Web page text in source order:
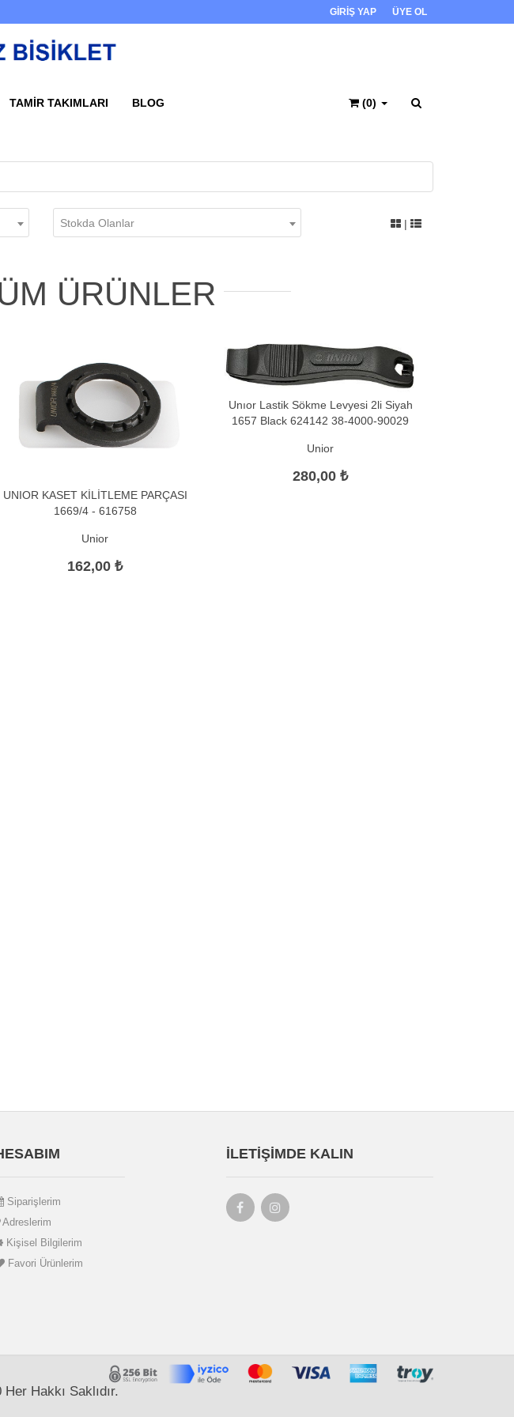
GİRİŞ YAP ÜYE OL
TAMIR TAKIMLARI BLOG (0)
Stokda Olanlar |
ÜRÜNLER
UNIOR KASET KİLİTLEME PARÇASI
1669/4 - 616758
Unior
162,00 ₺
Unıor Lastik Sökme Levyesi 2li Siyah
1657 Black 624142 38-4000-90029
Unior
280,00 ₺
Siparişlerim
Adreslerim
Kişisel Bilgilerim
Favori Ürünlerim
İLETIŞIMDE KALIN
Her Hakkı Saklıdır.